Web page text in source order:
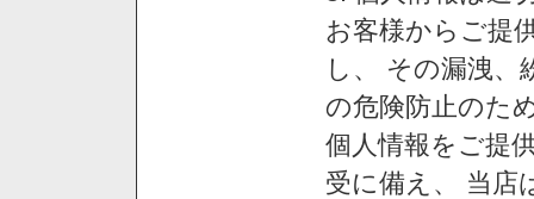
お客様からご提
し、 その漏洩、
の危険防止のた
個人情報をご提
受に備え、 当店